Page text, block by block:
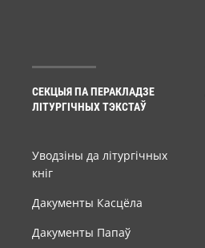
СЕКЦЫЯ ПА ПЕРАКЛАДЗЕ
ЛІТУРГІЧНЫХ ТЭКСТАЎ
Уводзіны да літургічных
кніг
Дакументы Касцёла
Дакументы Папаў